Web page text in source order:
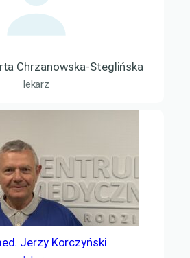
Chrzanowska-Steglińska
lekarz
Jerzy Korczyński